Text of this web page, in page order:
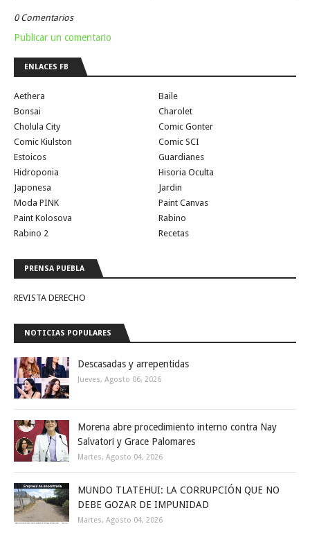
0 Comentarios
Publicar un comentario
ENLACES FB
Aethera
Baile
Bonsai
Charolet
Cholula City
Comic Gonter
Comic Kiulston
Comic SCI
Estoicos
Guardianes
Hidroponia
Hisoria Oculta
Japonesa
Jardin
Moda PINK
Paint Canvas
Paint Kolosova
Rabino
Rabino 2
Recetas
PRENSA PUEBLA
REVISTA DERECHO
NOTICIAS POPULARES
Descasadas y arrepentidas
Jueves, Agosto 06, 2026
Morena abre procedimiento interno contra Nay
Salvatori y Grace Palomares
Martes, Agosto 04, 2026
MUNDO TLATEHUI: LA CORRUPCIÓN QUE NO
DEBE GOZAR DE IMPUNIDAD
Martes, Agosto 04, 2026